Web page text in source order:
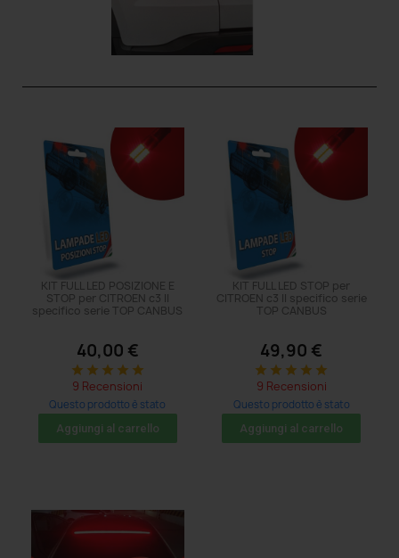
KIT FULL LED POSIZIONE E
STOP per CITROEN c3 II
specifico serie TOP CANBUS
40,00 €
star star star star star
9 Recensioni
Questo prodotto è stato
acquistato: 8 volte
Aggiungi al carrello
KIT FULL LED STOP per
CITROEN c3 II specifico serie
TOP CANBUS
49,90 €
star star star star star
9 Recensioni
Questo prodotto è stato
acquistato: 5 volte
Aggiungi al carrello